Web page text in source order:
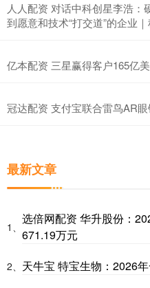
人人配资 对话中科创星李浩
到愿意和技术“打交道”的企业
亿本配资 三星赢得客户165亿
冠达配资 支付宝联合雷鸟AR
最新文章
1、
选倍网配资 华升股份：
671.19万元
2、 天牛宝 特宝生物：2026